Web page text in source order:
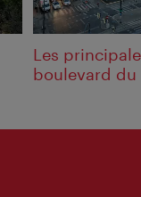
Les
boulevard du